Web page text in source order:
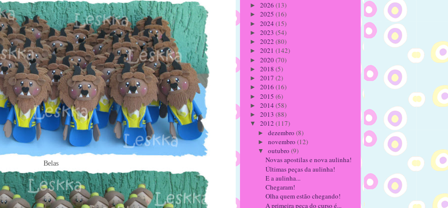
Belas
► 2026 (13)
► 2025 (16)
► 2024 (15)
► 2023 (54)
► 2022 (80)
► 2021 (142)
► 2020(70)
► 2018 (5)
► 2017 (2)
► 2016 (16)
► 2015 (6)
► 2014 (58)
► 2013 (88)
▼ 2012 (117)
► dezembro (8)
► novembro (12)
▼ outubro (9)
Novas apostilas e nova aulinha!
Últimas peças da aulinha!
E a aulinha...
Chegaram!
Olha quem estão chegando!
A primeira peça do curso é...